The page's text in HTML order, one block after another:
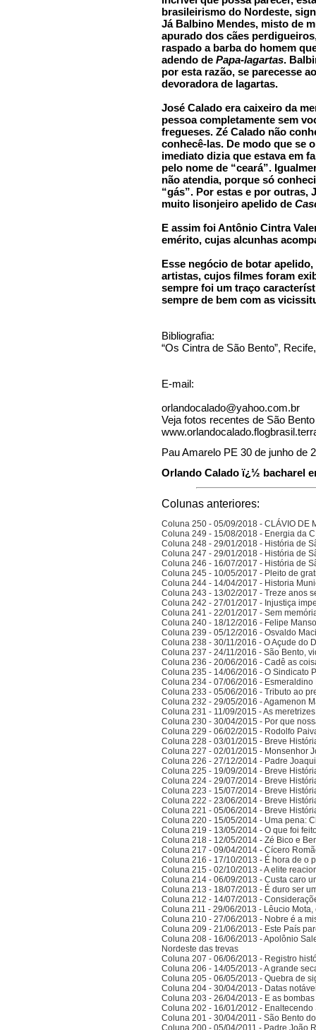
brasileirismo do Nordeste,
Já Balbino Mendes, misto de
apurado dos cães
raspado a barba do homem
adendo de Papa-lagartas.
por esta razão, se parecesse
devoradora de lagartas.
José Calado era caixeiro da
pessoa completamente sem
fregueses. Zé Calado não
conhecê-las. De modo que se
imediato dizia que estava em
pelo nome de “ceará”.
não atendia, porque só
“gás”. Por estas e por outras,
muito lisonjeiro apelido de
E assim foi Antônio Cintra
emérito, cujas alcunhas
Esse negócio de botar
artistas, cujos filmes foram
sempre foi um traço
sempre de bem com as
Bibliografia:
“Os Cintra de São Bento”,
E-mail:
orlandocalado@yahoo.com.br
Veja fotos recentes de São
Pau Amarelo PE 30 de junho de
Orlando Calado ï¿½ bacharel
Colunas anteriores:
Coluna 250 - 05/09/2018 - CLÁVIO DE
Coluna 249 - 15/08/2018 - Energia da
Coluna 248 - 29/01/2018 - História de
Coluna 247 - 29/01/2018 - História de
Coluna 246 - 16/07/2017 - História de
Coluna 245 - 10/05/2017 - Pleito de
Coluna 244 - 14/04/2017 - Historia
Coluna 243 - 13/02/2017 - Treze anos
Coluna 242 - 27/01/2017 - Injustiça
Coluna 241 - 22/01/2017 - Sem
Coluna 240 - 18/12/2016 - Felipe
Coluna 239 - 05/12/2016 - Osvaldo
Coluna 238 - 30/11/2016 - O Açude do
Coluna 237 - 24/11/2016 - São Bento,
Coluna 236 - 20/06/2016 - Cadê as
Coluna 235 - 14/06/2016 - O Sindicato
Coluna 234 - 07/06/2016 -
Coluna 233 - 05/06/2016 - Tributo ao
Coluna 232 - 29/05/2016 - Agamenon
Coluna 231 - 11/09/2015 - As
Coluna 230 - 30/04/2015 - Por que
Coluna 229 - 06/02/2015 - Rodolfo
Coluna 228 - 03/01/2015 - Breve
Coluna 227 - 02/01/2015 - Monsenhor
Coluna 226 - 27/12/2014 - Padre
Coluna 225 - 19/09/2014 - Breve
Coluna 224 - 29/07/2014 - Breve
Coluna 223 - 15/07/2014 - Breve
Coluna 222 - 23/06/2014 - Breve
Coluna 221 - 05/06/2014 - Breve
Coluna 220 - 15/05/2014 - Uma pena:
Coluna 219 - 13/05/2014 - O que foi
Coluna 218 - 12/05/2014 - Zé Bico e
Coluna 217 - 09/04/2014 - Cícero
Coluna 216 - 17/10/2013 - É hora de o
Coluna 215 - 02/10/2013 - A elite
Coluna 214 - 06/09/2013 - Custa caro
Coluna 213 - 18/07/2013 - É duro ser
Coluna 212 - 14/07/2013 -
Coluna 211 - 29/06/2013 - Lêucio
Coluna 210 - 27/06/2013 - Nobre é a
Coluna 209 - 21/06/2013 - Este País
Coluna 208 - 16/06/2013 - Apolônio
Nordeste das trevas
Coluna 207 - 06/06/2013 - Registro
Coluna 206 - 14/05/2013 - A grande
Coluna 205 - 06/05/2013 - Quebra de
Coluna 204 - 30/04/2013 - Datas
Coluna 203 - 26/04/2013 - E as
Coluna 202 - 16/01/2012 -
Coluna 201 - 30/04/2011 - São Bento
Coluna 200 - 05/04/2011 - Padre João